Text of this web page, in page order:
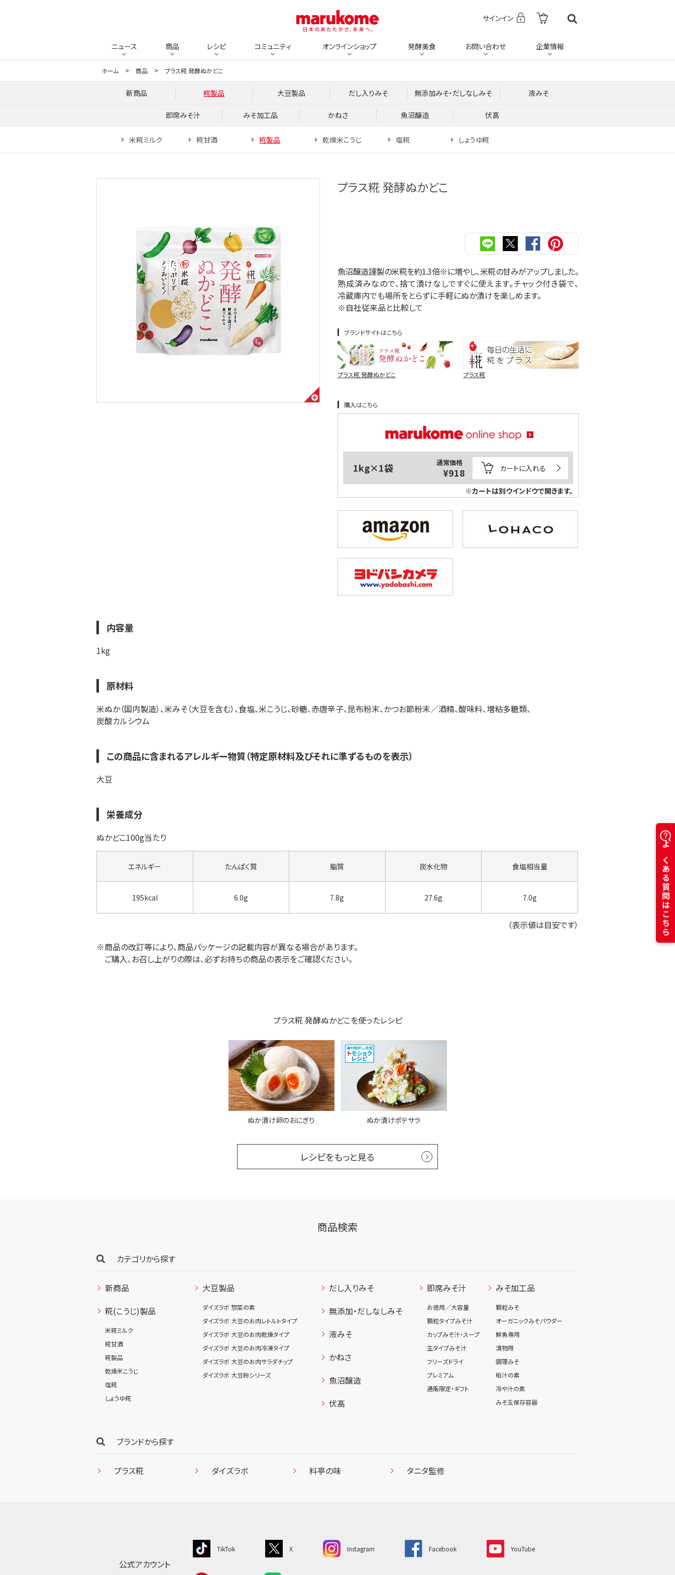
サインイン
ニュース 商品 レシピ コミュニティ オンラインショップ 発酵美食 お問い合わせ 企業情報
ホーム 商品 プラス糀 発酵ぬかどこ
新商品 糀製品 大豆製品 だし入りみそ 無添加みそ・だしなしみそ 液みそ
即席みそ汁 みそ加工品 かねさ 魚沼醸造 伏髙
米糀ミルク 糀甘酒 糀製品 乾燥米こうじ 塩糀 しょうゆ糀
プラス糀 発酵ぬかどこ
魚沼醸造謹製の米糀を約1.3倍※に増やし、米糀の甘みがアップしました。
熟成済みなので、捨て漬けなしですぐに使えます。チャック付き袋で、
冷蔵庫内でも場所をとらずに手軽にぬか漬けを楽しめます。
※自社従来品と比較して
ブランドサイトはこちら
プラス糀 発酵ぬかどこ プラス糀
購入はこちら
1kg×1袋 通常価格
¥918 カートに入れる
※カートは別ウインドウで開きます。
内容量
1kg
原材料
米ぬか（国内製造）、米みそ（大豆を含む）、食塩、米こうじ、砂糖、赤唐辛子、昆布粉末、かつお節粉末／酒精、酸味料、増粘多糖類、
炭酸カルシウム
この商品に含まれるアレルギー物質（特定原材料及びそれに準ずるものを表示）
大豆
栄養成分
ぬかどこ100g当たり
エネルギー
195kcal
たんぱく質
6.0g
脂質
7.8g
炭水化物
27.6g
食塩相当量
7.0g
（表示値は目安です）
※商品の改訂等により、商品パッケージの記載内容が異なる場合があります。
ご購入、お召し上がりの際は、必ずお持ちの商品の表示をご確認ください。
プラス糀 発酵ぬかどこを使ったレシピ
ぬか漬け卵のおにぎり ぬか漬けポテサラ
レシピをもっと見る
商品検索
カテゴリから探す
新商品
糀(こうじ)製品
米糀ミルク
糀甘酒
糀製品
乾燥米こうじ
塩糀
しょうゆ糀
大豆製品
ダイズラボ 惣菜の素
ダイズラボ 大豆のお肉レトルトタイプ
ダイズラボ 大豆のお肉乾燥タイプ
ダイズラボ 大豆のお肉冷凍タイプ
ダイズラボ 大豆のお肉サラダチップ
ダイズラボ 大豆粉シリーズ
だし入りみそ
無添加・だしなしみそ
液みそ
かねさ
魚沼醸造
伏髙
即席みそ汁
お徳用／大容量
顆粒タイプみそ汁
カップみそ汁・スープ
生タイプみそ汁
フリーズドライ
プレミアム
通販限定・ギフト
みそ加工品
顆粒みそ
オーガニックみそパウダー
鮮魚専用
漬物用
調理みそ
粕汁の素
冷や汁の素
みそ玉保存容器
ブランドから探す
プラス糀 ダイズラボ 料亭の味 タニタ監修
公式アカウント
TikTok X Instagram Facebook YouTube
よくある質問はこちら